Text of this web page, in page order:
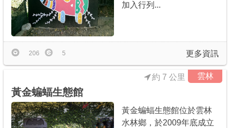
加入行列...
更多資訊
206 5
雲林
約 7 公里
黃金蝙蝠生態館
黃金蝙蝠生態館位於雲林
水林鄉，於2009年底成立